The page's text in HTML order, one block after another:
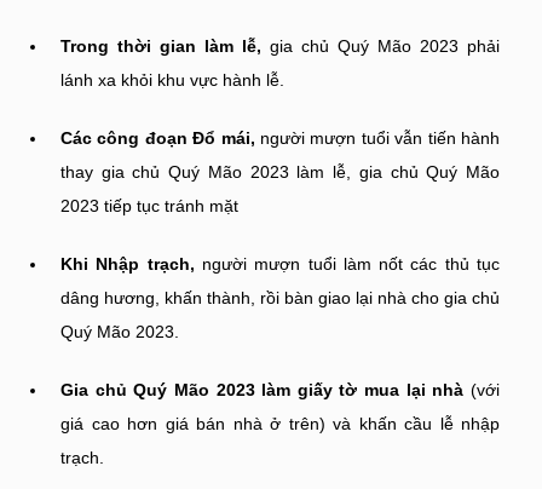
Trong thời gian làm lễ, gia chủ Quý Mão 2023 phải
lánh xa khỏi khu vực hành lễ.
Các công đoạn Đổ mái, người mượn tuổi vẫn tiến hành
thay gia chủ Quý Mão 2023 làm lễ, gia chủ Quý Mão
2023 tiếp tục tránh mặt
Khi Nhập trạch, người mượn tuổi làm nốt các thủ tục
dâng hương, khấn thành, rồi bàn giao lại nhà cho gia chủ
Quý Mão 2023.
Gia chủ Quý Mão 2023 làm giấy tờ mua lại nhà (với
giá cao hơn giá bán nhà ở trên) và khấn cầu lễ nhập
trạch.